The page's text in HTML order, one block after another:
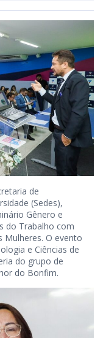
de
(Sedes),
Gênero e
do Trabalho com
Mulheres. O evento
e Ciências de
do grupo de
do Bonfim.